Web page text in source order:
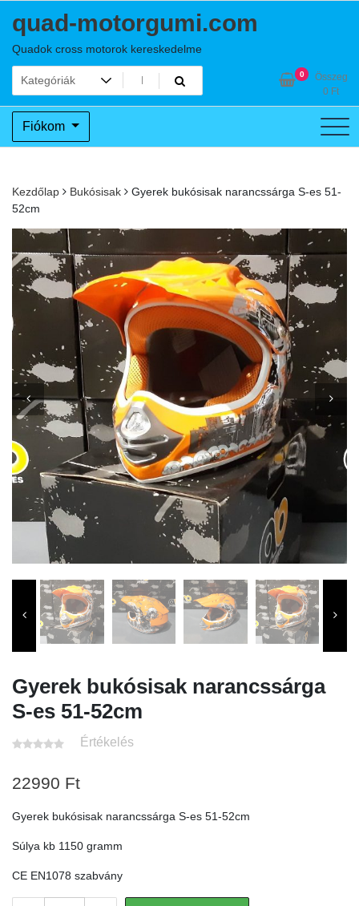
quad-motorgumi.com
Quadok cross motorok kereskedelme
0
Összeg
0 Ft
Fiókom
Kezdőlap Bukósisak
Gyerek bukósisak narancssárga S-es 51-
52cm
Gyerek bukósisak narancssárga
S-es 51-52cm
Értékelés
22990 Ft
Gyerek bukósisak narancssárga S-es 51-52cm
Súlya kb 1150 gramm
CE EN1078 szabvány